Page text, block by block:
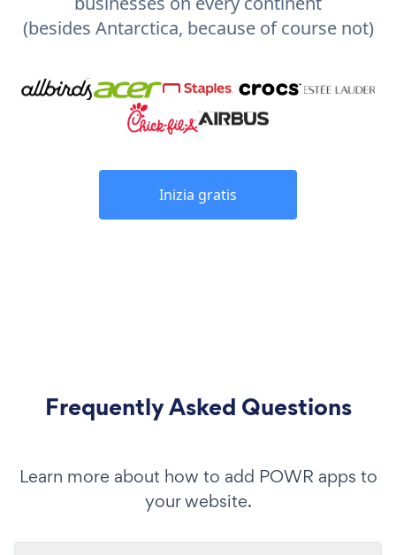
(besides Antarctica, because of course not)
Inizia gratis
Frequently Asked Questions
Learn more about how to add POWR apps to
your website.